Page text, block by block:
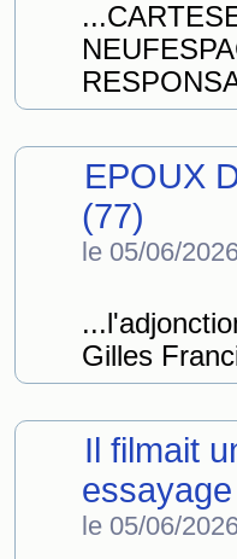
EPOUX
(77)
le 05/06/
Gilles
Il filmait
le 05/06/